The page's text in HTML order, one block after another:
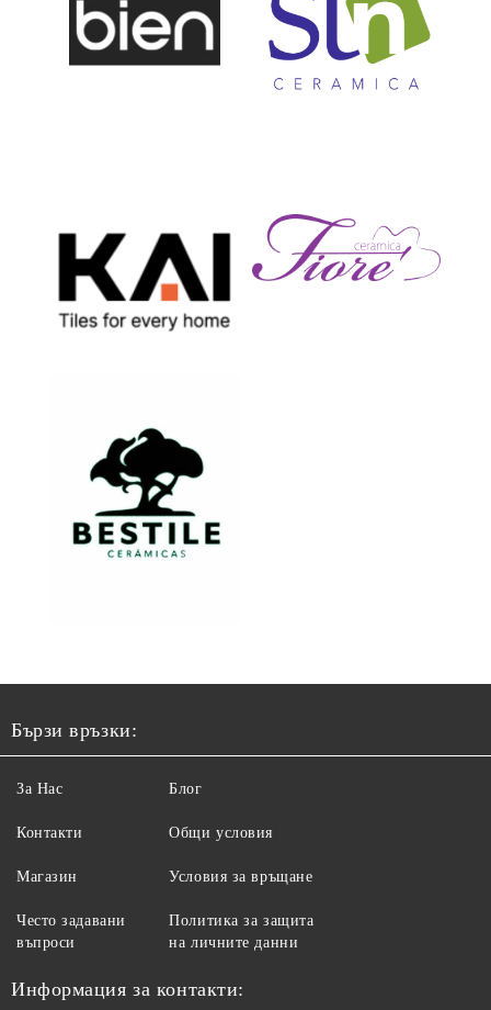
Бързи връзки:
За Нас
Контакти
Магазин
Често задавани
въпроси
Блог
Общи условия
Условия за връщане
Политика за защита
на личните данни
Информация за контакти: